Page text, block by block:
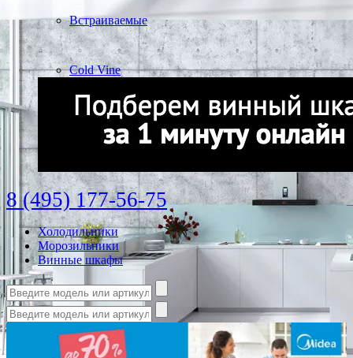
Встраиваемые
Cold Vine
8 (495) 177-56-75
Холодильники
Морозильники
Винные шкафы